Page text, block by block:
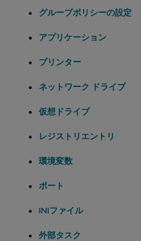
グループポリシーの設定
アプリケーション
プリンター
ネットワーク ドライブ
仮想ドライブ
レジストリエントリ
環境変数
ポート
INIファイル
外部タスク